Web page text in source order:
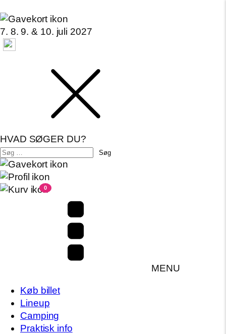
7. 8. 9. & 10. juli 2027
HVAD SØGER DU?
Søg
efter:
0
MENU
Køb billet
Lineup
Camping
Praktisk info